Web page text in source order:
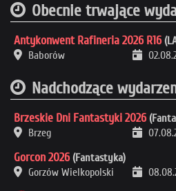
Obecnie trwające
Antykonwent Rafineria 2026 R16
Baborów
Nadchodzące
Brzeskie Dni Fantastyki 2026
Brzeg
Gorcon 2026 (Fantastyka)
Gorzów Wielkopolski